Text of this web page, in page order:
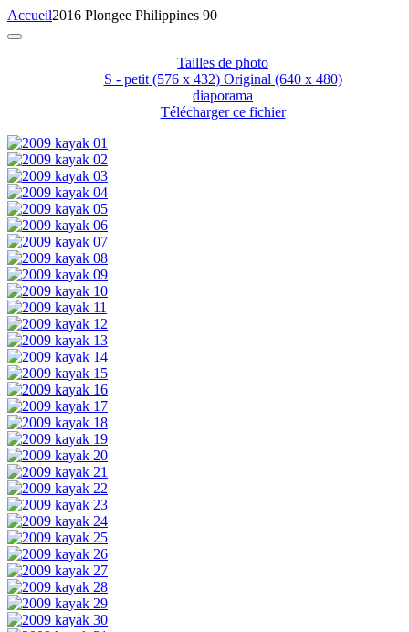
Accueil2016 Plongee Philippines 90
Tailles de photo
S - petit(576 x 432) Original (640 x 480)
diaporama
Télécharger ce fichier